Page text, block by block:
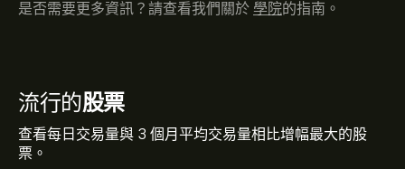
流行的股票
查看每日交易量與 3 個月平均交易量相比增幅最大的股
票。
是否需要更多資訊？請查看我們關於 學院的指南。